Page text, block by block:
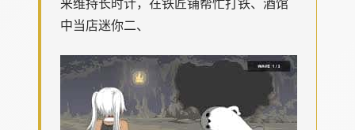
中当店迷你二、